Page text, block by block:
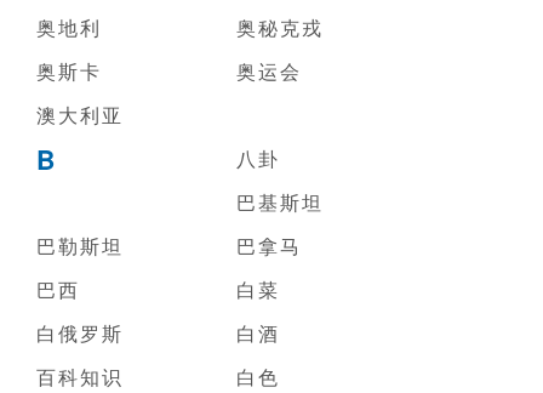
奥地利
奥秘克戎
奥斯卡
奥运会
澳大利亚
B
八卦
巴基斯坦
巴勒斯坦
巴拿马
巴西
白菜
白俄罗斯
白酒
百科知识
白色